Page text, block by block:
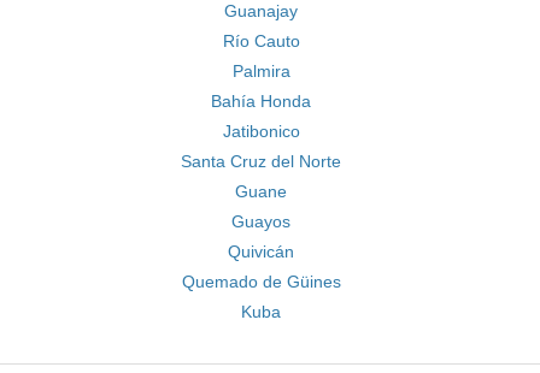
Guanajay
Río Cauto
Palmira
Bahía Honda
Jatibonico
Santa Cruz del Norte
Guane
Guayos
Quivicán
Quemado de Güines
Kuba